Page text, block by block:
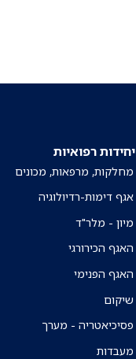
יחידות רפואיות
מחלקות, מרפאות, מכונים
אגף דימות-רדיולוגיה
מיון - מלר"ד
האגף הכירורגי
האגף הפנימי
שיקום
פסיכיאטריה - מערך
מעבדות